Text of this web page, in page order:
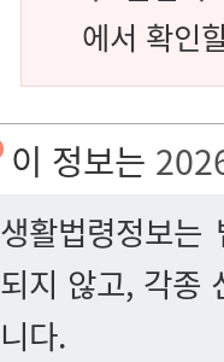
에서 확인
이 정보는
생활법령정보
되지 않고, 각종
니다.